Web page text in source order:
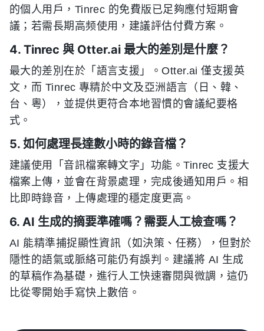
的個人用戶，Tinrec 的免費版已足夠應付短期會
議；若需長期高频使用，建議評估付費方案。
4. Tinrec 與 Otter.ai 最大的差別是什麼？
最大的差別在於「語言支援」。Otter.ai 僅支援英
文，而 Tinrec 專精於中文及亞洲語言（日、韓、
台、粵），並提供更符合本地習慣的會議紀要格
式。
5. 如何處理長達數小時的錄音檔？
建議使用「音訊檔案轉文字」功能。Tinrec 支援大
檔案上傳，並會在背景處理，完成後通知用戶。相
比即時錄音，上傳處理的穩定度更高。
6. AI 生成的摘要準確嗎？需要人工檢查嗎？
AI 能精準捕捉顯性資訊（如決策、任務），但對於
隱性的語氣或脈絡可能仍有誤判。建議將 AI 生成
的草稿作為基礎，進行人工快速審閱與微調，這仍
比從零開始手寫快上數倍。